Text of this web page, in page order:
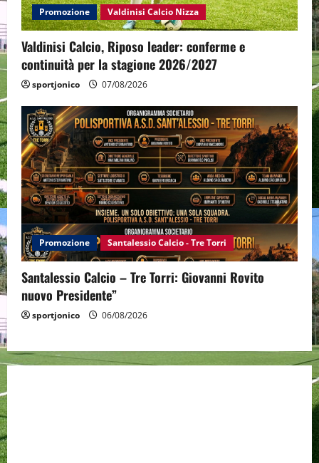
Promozione Valdinisi Calcio Nizza
Valdinisi Calcio, Riposo leader: conferme e
continuità per la stagione 2026/2027
sportjonico 07/08/2026
Promozione Santalessio Calcio - Tre Torri
Santalessio Calcio – Tre Torri: Giovanni Rovito
nuovo Presidente”
sportjonico 06/08/2026